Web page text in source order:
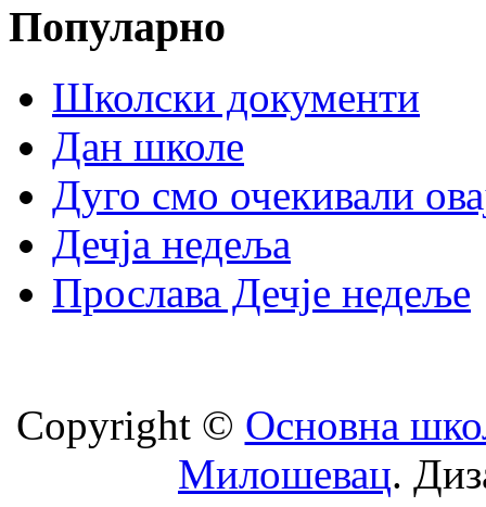
Популарно
Школски документи
Дан школе
Дуго смо очекивали
Дечја недеља
Прослава Дечје недеље
Copyright © Oсновна
Милошевац.